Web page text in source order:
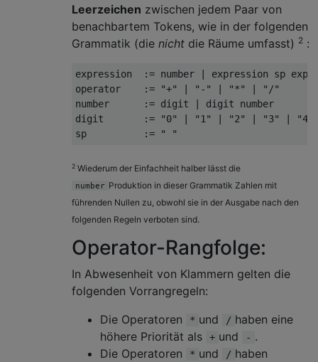
Leerzeichen zwischen jedem Paar von
benachbartem Tokens, wie in der folgenden
Grammatik (die nicht die Räume umfasst) 2 :
expression  := number | expression sp
operator    := "+" | "-" | "*" | "/"
number      := digit | digit number
digit       := "0" | "1" | "2" | "3" |
2 Wiederum der Einfachheit halber lässt die
number Produktion in dieser Grammatik Zahlen mit
führenden Nullen zu, obwohl sie in der Ausgabe nach den
folgenden Regeln verboten sind.
Operator-Rangfolge:
In Abwesenheit von Klammern gelten die
folgenden Vorrangregeln:
Die Operatoren
* und / haben eine
höhere Priorität als
+ und - .
Die Operatoren
* und / haben